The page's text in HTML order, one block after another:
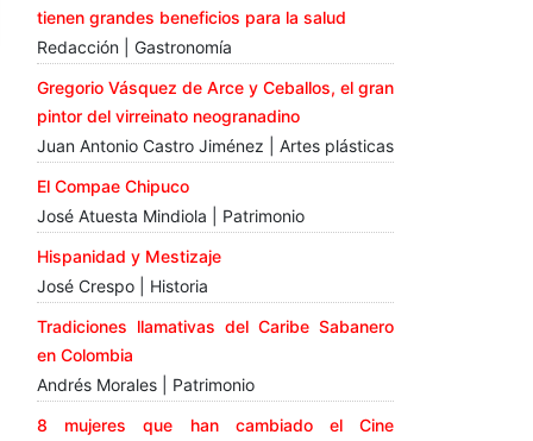
tienen grandes beneficios para la salud
Redacción | Gastronomía
Gregorio Vásquez de Arce y Ceballos, el gran
pintor del virreinato neogranadino
Juan Antonio Castro Jiménez | Artes plásticas
El Compae Chipuco
José Atuesta Mindiola | Patrimonio
Hispanidad y Mestizaje
José Crespo | Historia
Tradiciones llamativas del Caribe Sabanero
en Colombia
Andrés Morales | Patrimonio
8 mujeres que han cambiado el Cine